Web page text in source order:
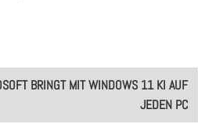
BRINGT MIT WINDOWS 11 KI AUF
JEDEN PC